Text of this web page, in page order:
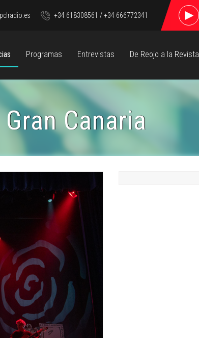
+34 618308561 / +34 666772341
Programas Entrevistas De Reojo a la Revista
Canaria